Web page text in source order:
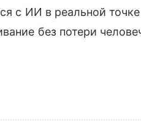
с ИИ в реальной
без потери